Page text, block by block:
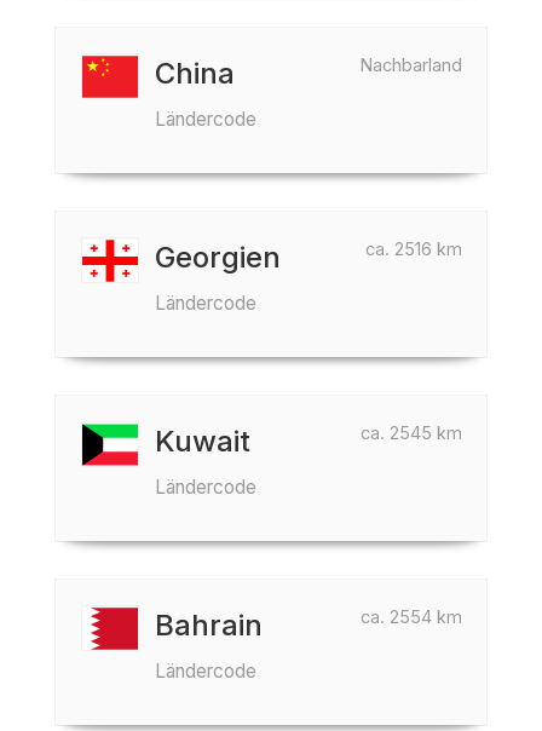
Nachbarland
China
Ländercode
ca. 2516 km
Georgien
Ländercode
ca. 2545 km
Kuwait
Ländercode
ca. 2554 km
Bahrain
Ländercode